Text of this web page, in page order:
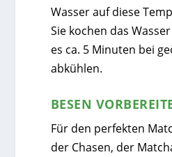
Wasser auf diese
Sie kochen das
es ca. 5 Minuten bei
abkühlen.
BESEN
Für den perfekten
der Chasen, der